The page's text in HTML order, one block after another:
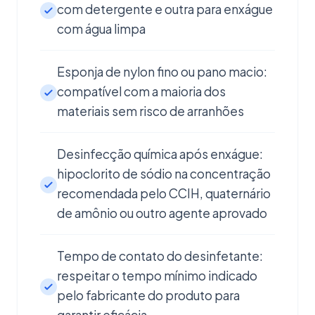
com detergente e outra para enxágue
com água limpa
Esponja de nylon fino ou pano macio:
compatível com a maioria dos
materiais sem risco de arranhões
Desinfecção química após enxágue:
hipoclorito de sódio na concentração
recomendada pelo CCIH, quaternário
de amônio ou outro agente aprovado
Tempo de contato do desinfetante:
respeitar o tempo mínimo indicado
pelo fabricante do produto para